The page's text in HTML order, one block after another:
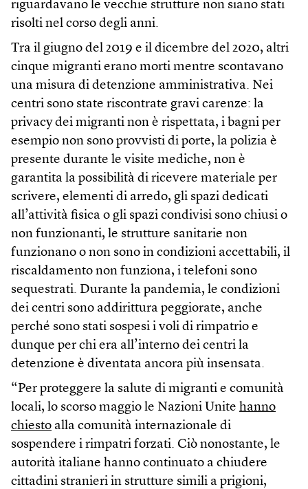
riguardavano le vecchie strutture non siano stati
risolti nel corso degli anni.
Tra il giugno del 2019 e il dicembre del 2020, altri
cinque migranti erano morti mentre scontavano
una misura di detenzione amministrativa. Nei
centri sono state riscontrate gravi carenze: la
privacy dei migranti non è rispettata, i bagni per
esempio non sono provvisti di porte, la polizia è
presente durante le visite mediche, non è
garantita la possibilità di ricevere materiale per
scrivere, elementi di arredo, gli spazi dedicati
all’attività fisica o gli spazi condivisi sono chiusi o
non funzionanti, le strutture sanitarie non
funzionano o non sono in condizioni accettabili, il
riscaldamento non funziona, i telefoni sono
sequestrati. Durante la pandemia, le condizioni
dei centri sono addirittura peggiorate, anche
perché sono stati sospesi i voli di rimpatrio e
dunque per chi era all’interno dei centri la
detenzione è diventata ancora più insensata.
“Per proteggere la salute di migranti e comunità
locali, lo scorso maggio le Nazioni Unite hanno
chiesto alla comunità internazionale di
sospendere i rimpatri forzati. Ciò nonostante, le
autorità italiane hanno continuato a chiudere
cittadini stranieri in strutture simili a prigioni,